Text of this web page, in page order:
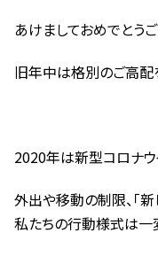
あけましておめでとうご
旧年中は格別のご高配
2020年は新型コロナウ
外出や移動の制限、「
私たちの行動様式は一